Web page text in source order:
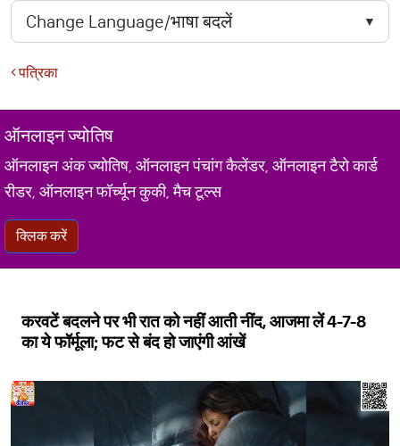
पत्रिका
ऑनलाइन ज्योतिष
ऑनलाइन अंक ज्योतिष, ऑनलाइन पंचांग कैलेंडर, ऑनलाइन टैरो कार्ड
रीडर, ऑनलाइन फॉर्च्यून कुकी, मैच टूल्स
क्लिक करें
करवटें बदलने पर भी रात को नहीं आती नींद, आजमा लें 4-7-8
का ये फॉर्मूला; फट से बंद हो जाएंगी आंखें